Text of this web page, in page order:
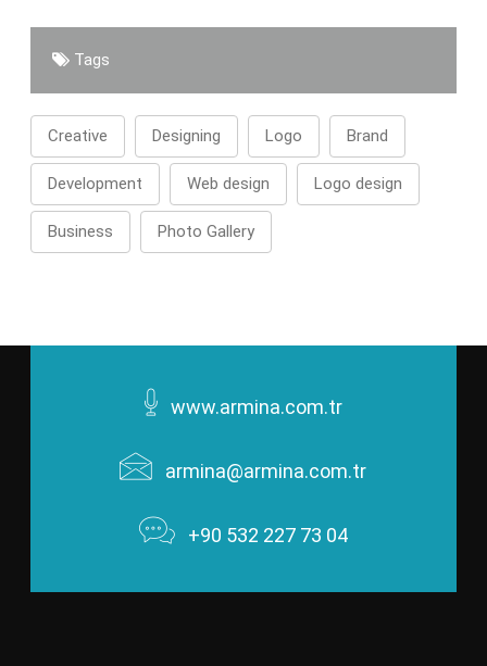
Tags
Creative Designing Logo Brand
Development Web design Logo design
Business Photo Gallery
www.armina.com.tr
armina@armina.com.tr
+90 532 227 73 04